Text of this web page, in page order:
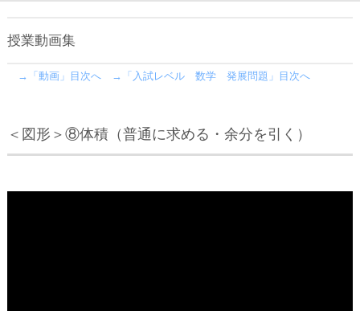
授業動画集
→「動画」目次へ →「入試レベル 数学 発展問題」目次へ
＜図形＞⑧体積（普通に求める・余分を引く）